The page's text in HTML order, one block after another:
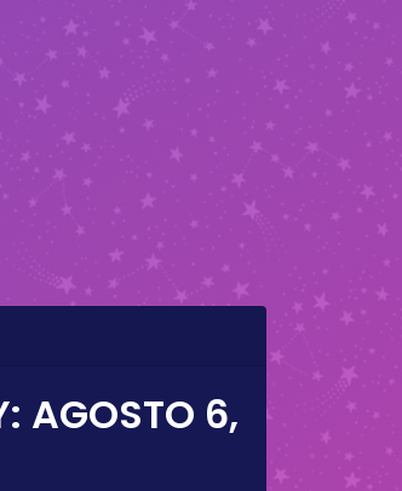
AGOSTO 6,